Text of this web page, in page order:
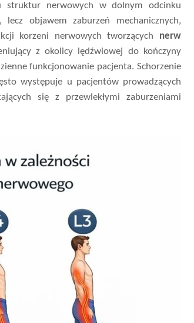
struktur nerwowych w dolnym odcinku
objawem zaburzeń mechanicznych,
korzeni nerwowych tworzących nerw
z okolicy lędźwiowej do kończyny
funkcjonowanie pacjenta. Schorzenie
występuje u pacjentów prowadzących
się z przewlekłymi zaburzeniami